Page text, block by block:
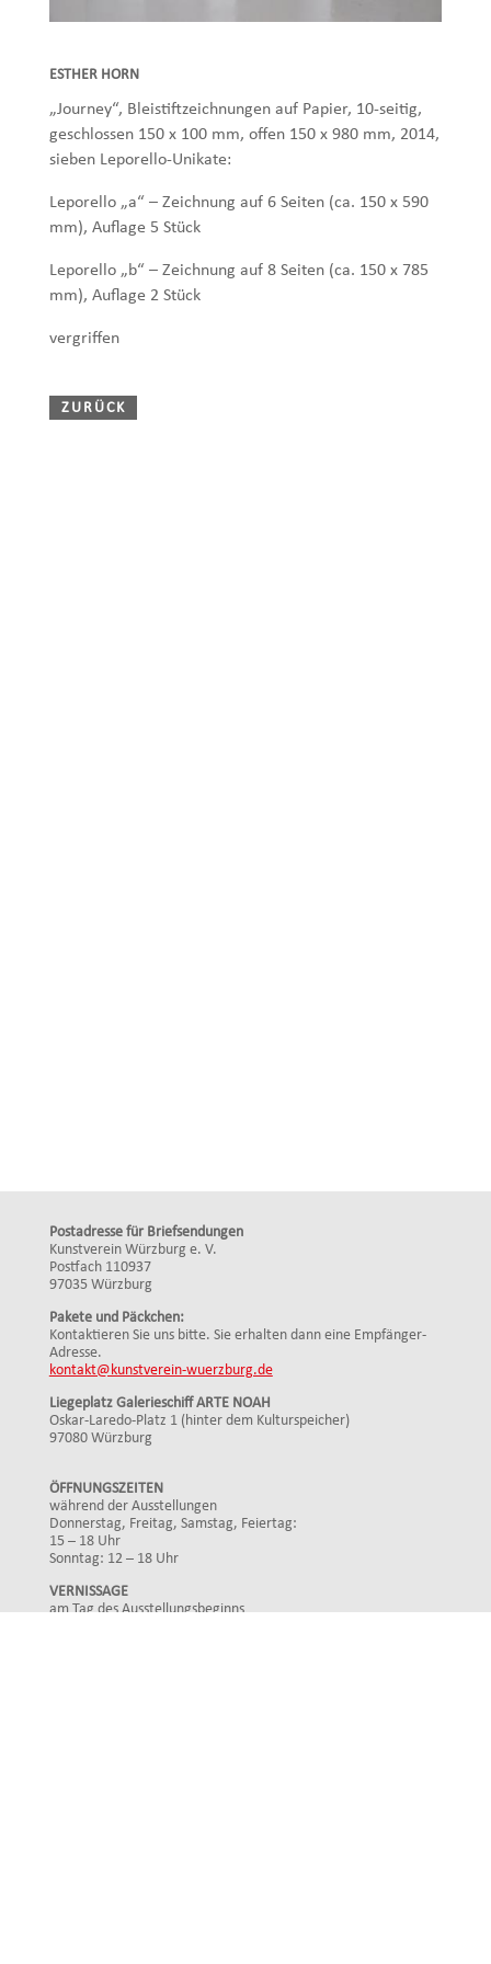
ESTHER HORN
„Journey“, Bleistiftzeichnungen auf Papier, 10-seitig,
geschlossen 150 x 100 mm, offen 150 x 980 mm, 2014,
sieben Leporello-Unikate:
Leporello „a“ – Zeichnung auf 6 Seiten (ca. 150 x 590
mm), Auflage 5 Stück
Leporello „b“ – Zeichnung auf 8 Seiten (ca. 150 x 785
mm), Auflage 2 Stück
vergriffen
ZURÜCK
Postadresse für Briefsendungen
Kunstverein Würzburg e. V.
Postfach 110937
97035 Würzburg
Pakete und Päckchen:
Kontaktieren Sie uns bitte. Sie erhalten dann eine Empfänger-
Adresse.
kontakt@kunstverein-wuerzburg.de
Liegeplatz Galerieschiff ARTE NOAH
Oskar-Laredo-Platz 1 (hinter dem Kulturspeicher)
97080 Würzburg
ÖFFNUNGSZEITEN
während der Ausstellungen
Donnerstag, Freitag, Samstag, Feiertag:
15 – 18 Uhr
Sonntag: 12 – 18 Uhr
VERNISSAGE
am Tag des Ausstellungsbeginns